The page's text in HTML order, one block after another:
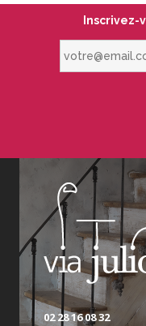
02 28 16 08 32